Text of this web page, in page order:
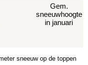
sneeuw op de toppen
Gem.
sneeuwhoogte
in januari